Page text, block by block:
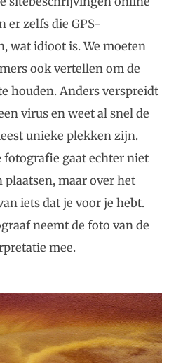
er zelfs die GPS-
wat idioot is. We moeten
ook vertellen om de
houden. Anders verspreidt
virus en weet al snel de
unieke plekken zijn.
gaat echter niet
maar over het
iets dat je voor je hebt.
neemt de foto van de
mee.